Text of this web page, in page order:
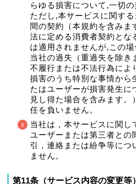
らゆる損害について,一切の
ただし,本サービスに関す
間の契約（本規約を含みま
法に定める消費者契約とな
は適用されませんが,この
当社の過失（重過失を除き
不履行または不法行為によ
損害のうち特別な事情から
たはユーザーが損害発生に
見し得た場合を含みます。
任を負いません。
当社は，本サービスに関し
ユーザーまたは第三者との
引，連絡または紛争等につ
ません。
第11条（サービス内容の変更等）